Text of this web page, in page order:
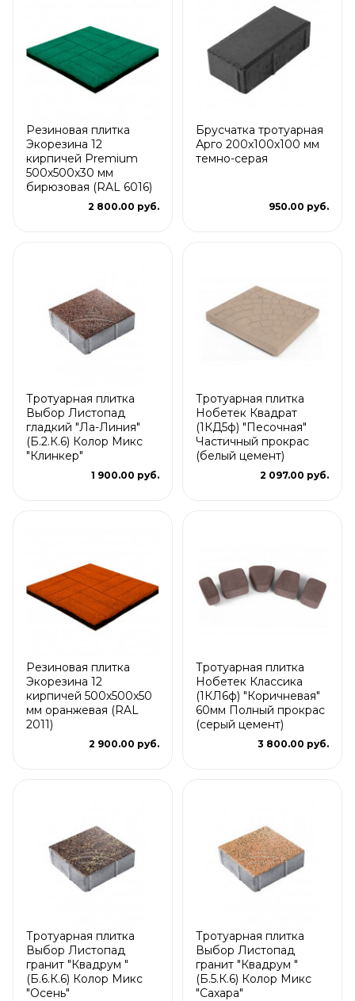
Резиновая плитка
Экорезина 12
кирпичей Premium
500x500x30 мм
бирюзовая (RAL 6016)
2 800.00 руб.
Брусчатка тротуарная
Арго 200x100x100 мм
темно-серая
950.00 руб.
Тротуарная плитка
Выбор Листопад
гладкий "Ла-Линия"
(Б.2.К.6) Колор Микс
"Клинкер"
1 900.00 руб.
Тротуарная плитка
Нобетек Квадрат
(1КД5ф) "Песочная"
Частичный прокрас
(белый цемент)
2 097.00 руб.
Резиновая плитка
Экорезина 12
кирпичей 500x500x50
мм оранжевая (RAL
2011)
2 900.00 руб.
Тротуарная плитка
Нобетек Классика
(1КЛ6ф) "Коричневая"
60мм Полный прокрас
(серый цемент)
3 800.00 руб.
Тротуарная плитка
Выбор Листопад
гранит "Квадрум "
(Б.6.К.6) Колор Микс
"Осень"
Тротуарная плитка
Выбор Листопад
гранит "Квадрум "
(Б.5.К.6) Колор Микс
"Сахара"